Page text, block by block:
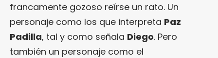
francamente gozoso reírse un rato. Un
personaje como los que interpreta Paz
Padilla, tal y como señala Diego. Pero
también un personaje como el